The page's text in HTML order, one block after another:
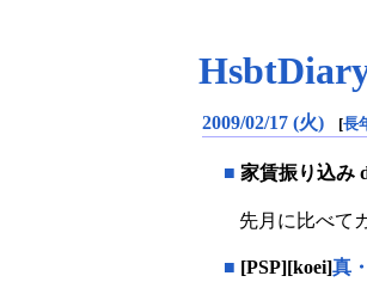
2009/02/17 (火) [長
■ 家賃振り込み
先月に比べて
■ [PSP][koei]真